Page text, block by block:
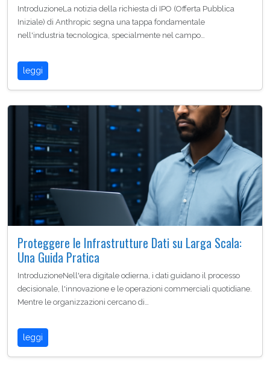
IntroduzioneLa notizia della richiesta di IPO (Offerta Pubblica
Iniziale) di Anthropic segna una tappa fondamentale
nell'industria tecnologica, specialmente nel campo…
leggi
Proteggere le Infrastrutture Dati su Larga Scala:
Una Guida Pratica
IntroduzioneNell'era digitale odierna, i dati guidano il processo
decisionale, l'innovazione e le operazioni commerciali quotidiane.
Mentre le organizzazioni cercano di…
leggi